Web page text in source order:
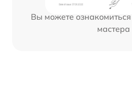
Вы можете
мастера